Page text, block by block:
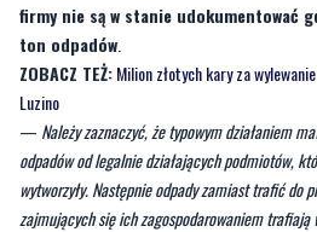
Luzino
—Należy zaznaczyć, że typowym działaniem
odpadów od legalnie działających podmiotów,
wytworzyły. Następnie odpady zamiast trafić do
zajmujących się ich zagospodarowaniem trafiają
cel np. do byłych żwirowni czy budynków
Rzepecki, zastępca pomorskiego
Środowiska.